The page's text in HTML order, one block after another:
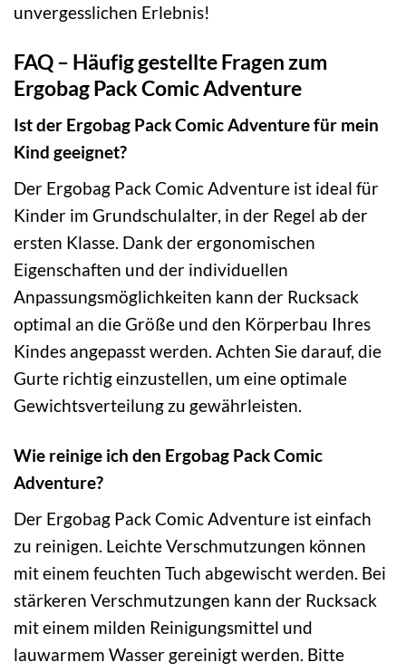
unvergesslichen Erlebnis!
FAQ – Häufig gestellte Fragen zum
Ergobag Pack Comic Adventure
Ist der Ergobag Pack Comic Adventure für mein
Kind geeignet?
Der Ergobag Pack Comic Adventure ist ideal für
Kinder im Grundschulalter, in der Regel ab der
ersten Klasse. Dank der ergonomischen
Eigenschaften und der individuellen
Anpassungsmöglichkeiten kann der Rucksack
optimal an die Größe und den Körperbau Ihres
Kindes angepasst werden. Achten Sie darauf, die
Gurte richtig einzustellen, um eine optimale
Gewichtsverteilung zu gewährleisten.
Wie reinige ich den Ergobag Pack Comic
Adventure?
Der Ergobag Pack Comic Adventure ist einfach
zu reinigen. Leichte Verschmutzungen können
mit einem feuchten Tuch abgewischt werden. Bei
stärkeren Verschmutzungen kann der Rucksack
mit einem milden Reinigungsmittel und
lauwarmem Wasser gereinigt werden. Bitte